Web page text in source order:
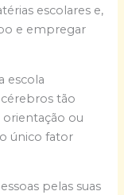
escolares e,
e empregar
escola
tão
ou
único fator
pelas suas